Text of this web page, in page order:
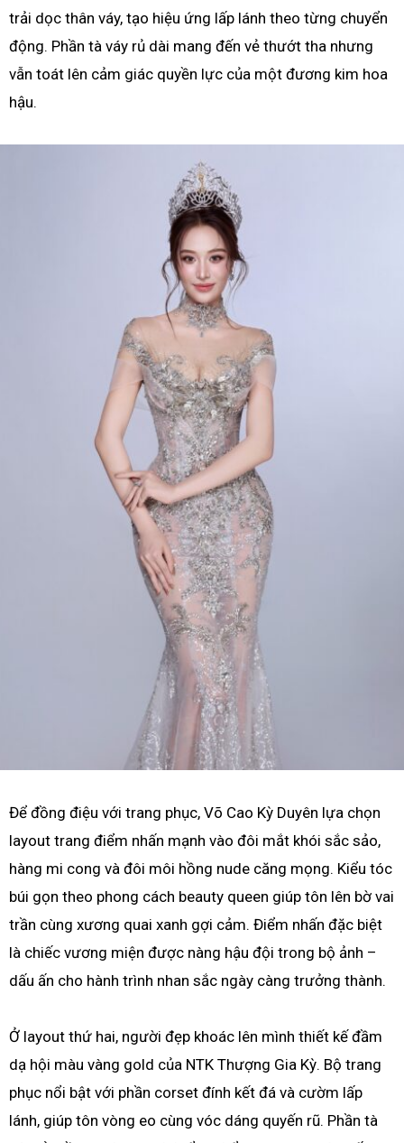
trải dọc thân váy, tạo hiệu ứng lấp lánh theo từng chuyển
động. Phần tà váy rủ dài mang đến vẻ thướt tha nhưng
vẫn toát lên cảm giác quyền lực của một đương kim hoa
hậu.
Để đồng điệu với trang phục, Võ Cao Kỳ Duyên lựa chọn
layout trang điểm nhấn mạnh vào đôi mắt khói sắc sảo,
hàng mi cong và đôi môi hồng nude căng mọng. Kiểu tóc
búi gọn theo phong cách beauty queen giúp tôn lên bờ vai
trần cùng xương quai xanh gợi cảm. Điểm nhấn đặc biệt
là chiếc vương miện được nàng hậu đội trong bộ ảnh –
dấu ấn cho hành trình nhan sắc ngày càng trưởng thành.
Ở layout thứ hai, người đẹp khoác lên mình thiết kế đầm
dạ hội màu vàng gold của NTK Thượng Gia Kỳ. Bộ trang
phục nổi bật với phần corset đính kết đá và cườm lấp
lánh, giúp tôn vòng eo cùng vóc dáng quyến rũ. Phần tà